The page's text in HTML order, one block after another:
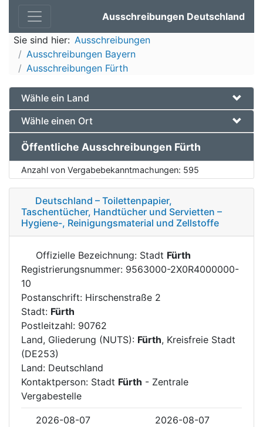
Ausschreibungen Deutschland
Sie sind hier: Ausschreibungen
Ausschreibungen Bayern
Ausschreibungen Fürth
Wähle ein Land
Wähle einen Ort
Öffentliche Ausschreibungen Fürth
Anzahl von Vergabebekanntmachungen: 595
Deutschland – Toilettenpapier,
Taschentücher, Handtücher und Servietten –
Hygiene-, Reinigungsmaterial und Zellstoffe
Offizielle Bezeichnung: Stadt Fürth
Registrierungsnummer: 9563000-2X0R4000000-
10
Postanschrift: Hirschenstraße 2
Stadt: Fürth
Postleitzahl: 90762
Land, Gliederung (NUTS): Fürth, Kreisfreie Stadt
(DE253)
Land: Deutschland
Kontaktperson: Stadt Fürth - Zentrale
Vergabestelle
2026-08-07
2026-08-07